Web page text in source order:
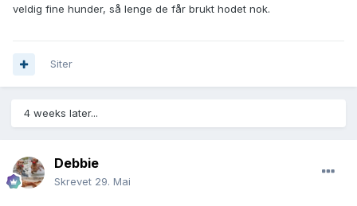
veldig fine hunder, så lenge de får brukt hodet nok.
Siter
4 weeks later...
Debbie
Skrevet 29. Mai